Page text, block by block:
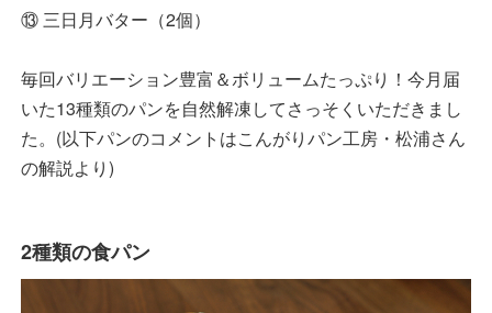
⑬ 三日月バター（2個）
毎回バリエーション豊富＆ボリュームたっぷり！今月届
いた13種類のパンを自然解凍してさっそくいただきまし
た。(以下パンのコメントはこんがりパン工房・松浦さん
の解説より)
2種類の食パン